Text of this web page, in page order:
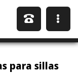
para sillas